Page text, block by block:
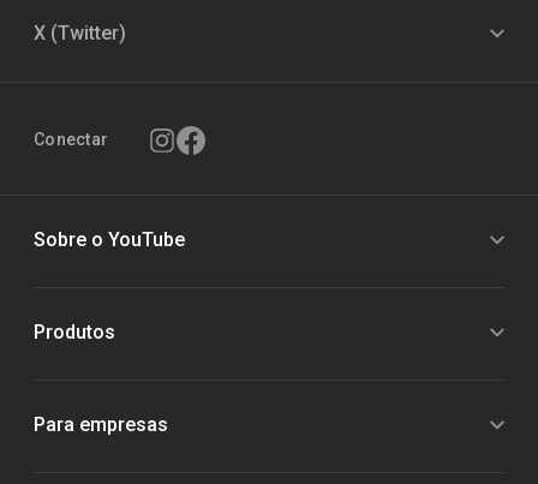
X (Twitter)
Conectar
Sobre o YouTube
Produtos
Para empresas